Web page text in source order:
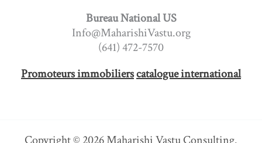
Bureau National US
Info@MaharishiVastu.org
(641) 472-7570
Promoteurs immobilierscatalogue international